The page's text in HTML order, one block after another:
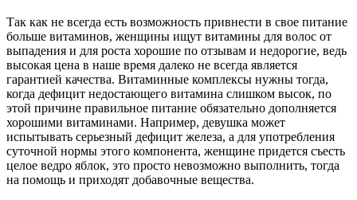
Так как не всегда есть возможность привнести в свое питание
больше витаминов, женщины ищут витамины для волос от
выпадения и для роста хорошие по отзывам и недорогие, ведь
высокая цена в наше время далеко не всегда является
гарантией качества. Витаминные комплексы нужны тогда,
когда дефицит недостающего витамина слишком высок, по
этой причине правильное питание обязательно дополняется
хорошими витаминами. Например, девушка может
испытывать серьезный дефицит железа, а для употребления
суточной нормы этого компонента, женщине придется съесть
целое ведро яблок, это просто невозможно выполнить, тогда
на помощь и приходят добавочные вещества.